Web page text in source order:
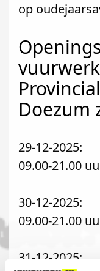
op
Doezum
29-12-2025:
09.00-21.00
30-12-2025:
09.00-21.00
31-12-2025: